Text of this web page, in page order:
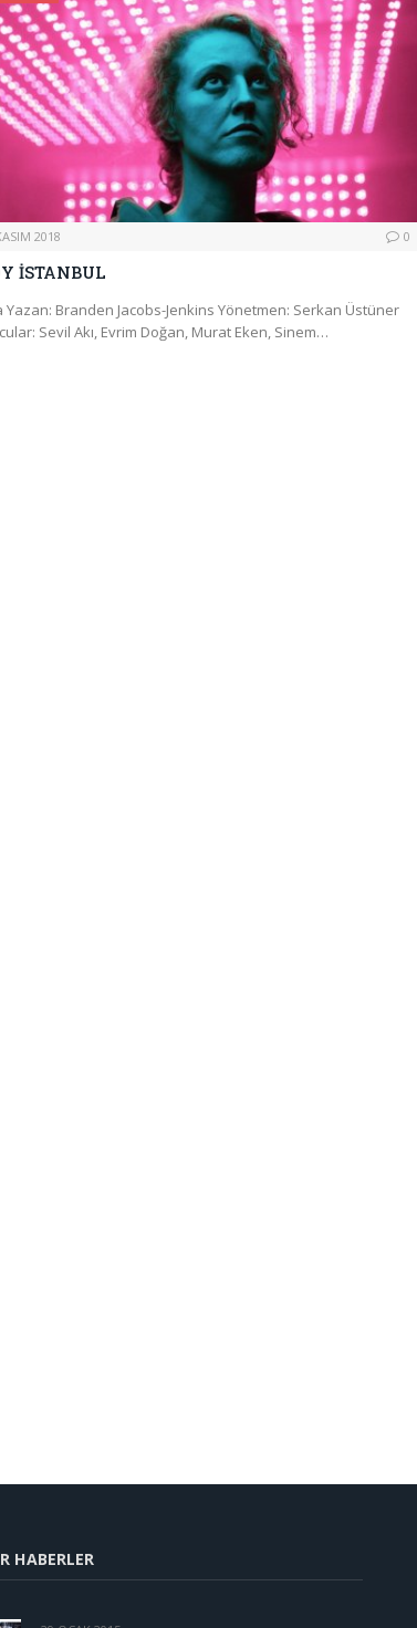
2018 0
İSTANBUL
Yazan: Branden Jacobs-Jenkins Yönetmen: Serkan Üstüner
Sevil Akı, Evrim Doğan, Murat Eken, Sinem…
HABERLER